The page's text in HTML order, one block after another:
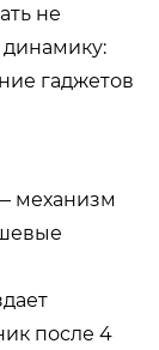
не
динамику:
гаджетов
механизм
после 4